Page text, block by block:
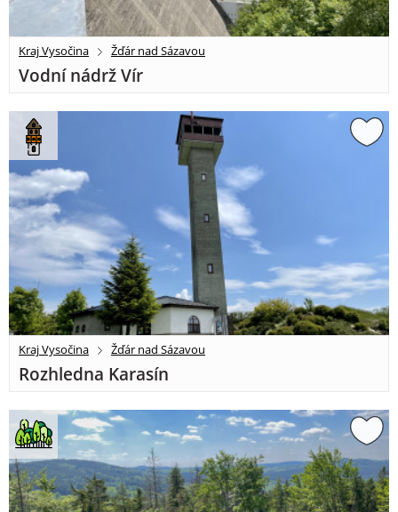
Kraj Vysočina Žďár nad Sázavou
Vodní nádrž Vír
Kraj Vysočina Žďár nad Sázavou
Rozhledna Karasín